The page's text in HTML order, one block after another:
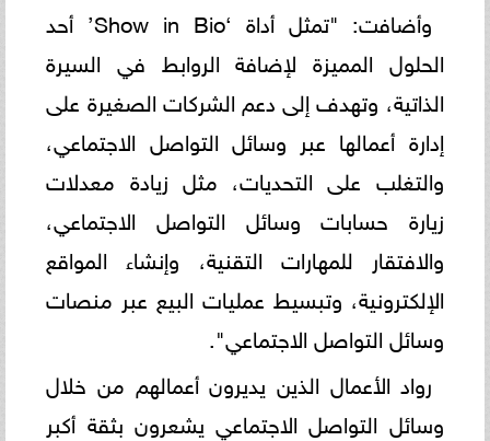
وأضافت: "تمثل أداة ‘Show in Bio’ أحد
الحلول المميزة لإضافة الروابط في السيرة
الذاتية، وتهدف إلى دعم الشركات الصغيرة على
إدارة أعمالها عبر وسائل التواصل الاجتماعي،
والتغلب على التحديات، مثل زيادة معدلات
زيارة حسابات وسائل التواصل الاجتماعي،
والافتقار للمهارات التقنية، وإنشاء المواقع
الإلكترونية، وتبسيط عمليات البيع عبر منصات
وسائل التواصل الاجتماعي".
رواد الأعمال الذين يديرون أعمالهم من خلال
وسائل التواصل الاجتماعي يشعرون بثقة أكبر